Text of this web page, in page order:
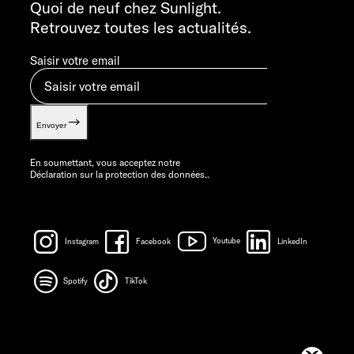
Quoi de neuf chez Sunlight.
Retrouvez toutes les actualités.
Saisir votre email
Envoyer
En soumettant, vous acceptez notre
Déclaration sur la protection des données..
Instagram Facebook Youtube LinkedIn
Spotify TikTok